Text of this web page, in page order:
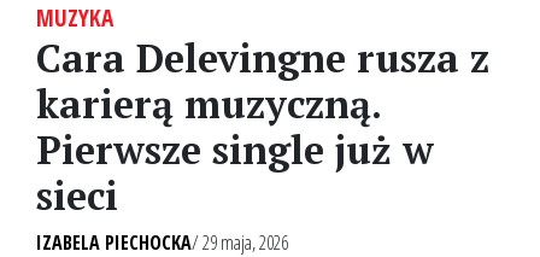
MUZYKA
Cara Delevingne rusza z
karierą muzyczną.
Pierwsze single już w
sieci
IZABELA PIECHOCKA/ 29 maja, 2026